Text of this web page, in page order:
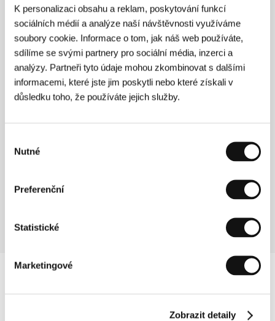
K personalizaci obsahu a reklam, poskytování funkcí
sociálních médií a analýze naší návštěvnosti využíváme
soubory cookie. Informace o tom, jak náš web používáte,
sdílíme se svými partnery pro sociální média, inzerci a
analýzy. Partneři tyto údaje mohou zkombinovat s dalšími
informacemi, které jste jim poskytli nebo které získali v
důsledku toho, že používáte jejich služby.
souhlasu
Nutné
Preferenční
Statistické
Marketingové
Zobrazit detaily
Režie: Kihachiro Kawamoto / Japonsko, 2005, 70 min
Střílet bez střílení
(Fusha no sha)
Režie: Kihachiro Kawamoto / Japonsko, 1988, 25 min
Šípková Růženka